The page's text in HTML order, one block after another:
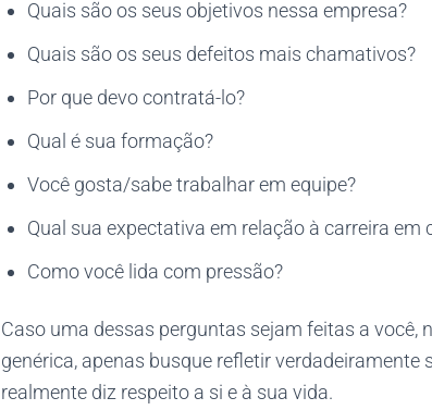
Quais são os seus objetivos nessa empresa?
Quais são os seus defeitos mais chamativos?
Por que devo contratá-lo?
Qual é sua formação?
Você gosta/sabe trabalhar em equipe?
Qual sua expectativa em relação à carreira em
Como você lida com pressão?
Caso uma dessas perguntas sejam feitas a você,
genérica, apenas busque refletir
realmente diz respeito a si e à sua vida.